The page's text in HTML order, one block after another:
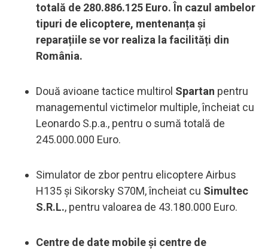
totală de 280.886.125 Euro. În cazul ambelor
tipuri de elicoptere, mentenanța și
reparațiile se vor realiza la facilități din
România.
Două avioane tactice multirol Spartan pentru
managementul victimelor multiple, încheiat cu
Leonardo S.p.a., pentru o sumă totală de
245.000.000 Euro.
Simulator de zbor pentru elicoptere Airbus
H135 și Sikorsky S70M, încheiat cu Simultec
S.R.L., pentru valoarea de 43.180.000 Euro.
Centre de date mobile și centre de